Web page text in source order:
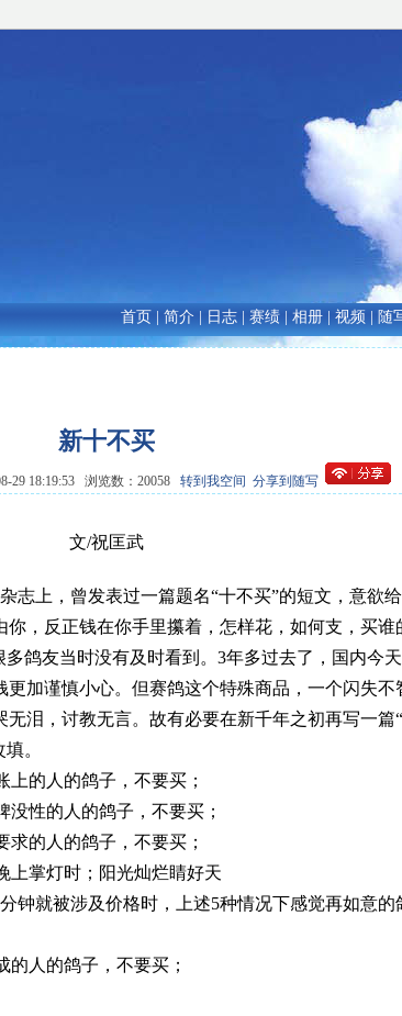
首页 简介 日志 赛绩 相册 视频 随
新十不买
29 18:19:53 浏览数：20058 转到我空间 分享到随写
文/祝匡武
上，曾发表过一篇题名“十不买”的短文，意欲
，反正钱在你手里攥着，怎样花，如何支，买谁
鸽友当时没有及时看到。3年多过去了，国内今
加谨慎小心。但赛鸽这个特殊商品，一个闪失不
泪，讨教无言。故有必要在新千年之初再写一篇
。
的人的鸽子，不要买；
性的人的鸽子，不要买；
的人的鸽子，不要买；
掌灯时；阳光灿烂睛好天
钟就被涉及价格时，上述5种情况下感觉再如意的
人的鸽子，不要买；